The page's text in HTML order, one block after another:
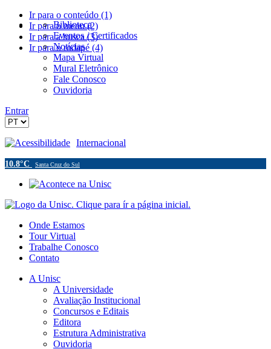
Ir para o conteúdo (1)
Ir para o menu (2)
Ir para a busca (3)
Ir para o rodapé (4)
Biblioteca
Eventos / Certificados
Notícias
Mapa Virtual
Mural Eletrônico
Fale Conosco
Ouvidoria
Entrar
Acessibilidade Internacional
10.8°C Santa Cruz do Sul
Onde Estamos
Tour Virtual
Trabalhe Conosco
Contato
A Unisc
A Universidade
Avaliação Institucional
Concursos e Editais
Editora
Estrutura Administrativa
Ouvidoria